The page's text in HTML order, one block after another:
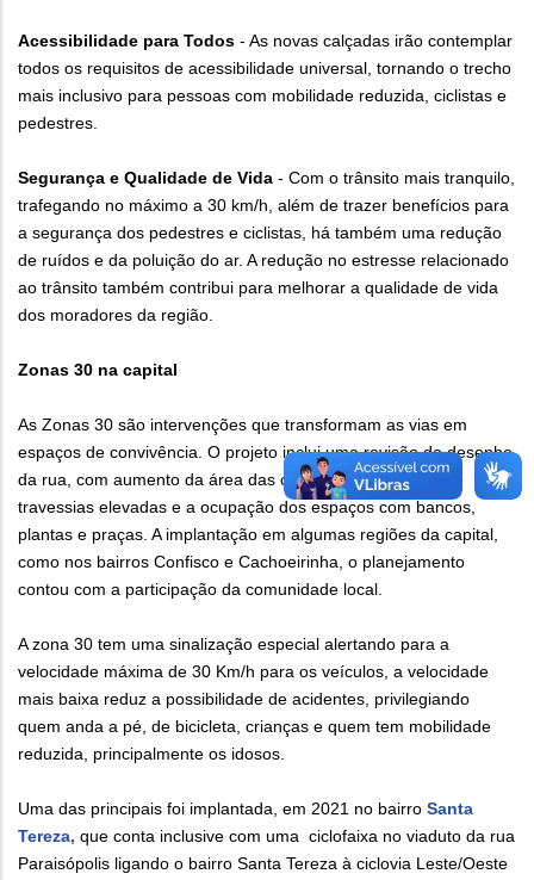
Acessibilidade para Todos - As novas calçadas irão contemplar
todos os requisitos de acessibilidade universal, tornando o trecho
mais inclusivo para pessoas com mobilidade reduzida, ciclistas e
pedestres.
Segurança e Qualidade de Vida - Com o trânsito mais tranquilo,
trafegando no máximo a 30 km/h, além de trazer benefícios para
a segurança dos pedestres e ciclistas, há também uma redução
de ruídos e da poluição do ar. A redução no estresse relacionado
ao trânsito também contribui para melhorar a qualidade de vida
dos moradores da região.
Zonas 30 na capital
As Zonas 30 são intervenções que transformam as vias em
espaços de convivência. O projeto inclui uma revisão do desenho
da rua, com aumento da área das calçadas, construção de
travessias elevadas e a ocupação dos espaços com bancos,
plantas e praças. A implantação em algumas regiões da capital,
como nos bairros Confisco e Cachoeirinha, o planejamento
contou com a participação da comunidade local.
A zona 30 tem uma sinalização especial alertando para a
velocidade máxima de 30 Km/h para os veículos, a velocidade
mais baixa reduz a possibilidade de acidentes, privilegiando
quem anda a pé, de bicicleta, crianças e quem tem mobilidade
reduzida, principalmente os idosos.
Uma das principais foi implantada, em 2021 no bairro Santa
Tereza, que conta inclusive com uma ciclofaixa no viaduto da rua
Paraisópolis ligando o bairro Santa Tereza à ciclovia Leste/Oeste